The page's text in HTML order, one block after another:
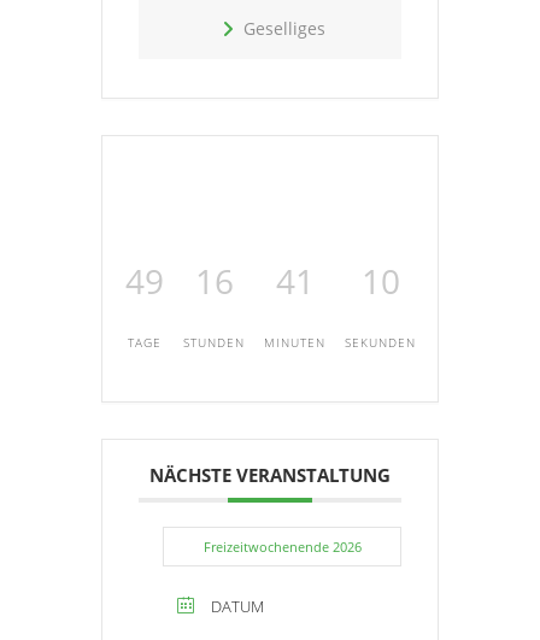
Geselliges
49
TAGE
16
STUNDEN
41
MINUTEN
10
SEKUNDEN
NÄCHSTE VERANSTALTUNG
Freizeitwochenende 2026
DATUM